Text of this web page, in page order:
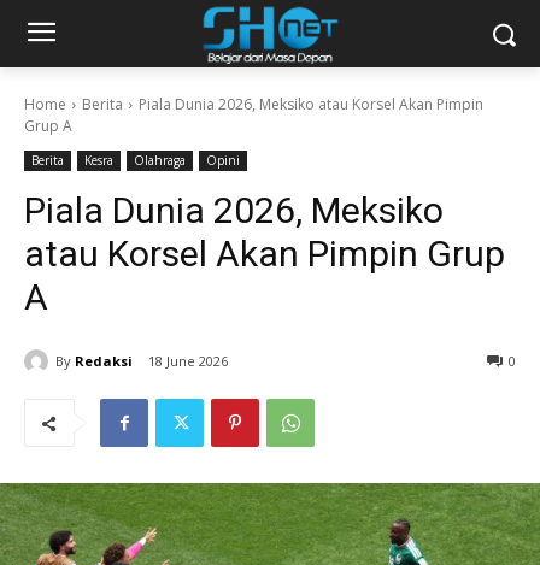
Home Berita
Piala Dunia 2026, Meksiko atau Korsel Akan Pimpin
Grup A
Berita Kesra Olahraga Opini
Piala Dunia 2026, Meksiko
atau Korsel Akan Pimpin Grup
A
By Redaksi 18 June 2026 0